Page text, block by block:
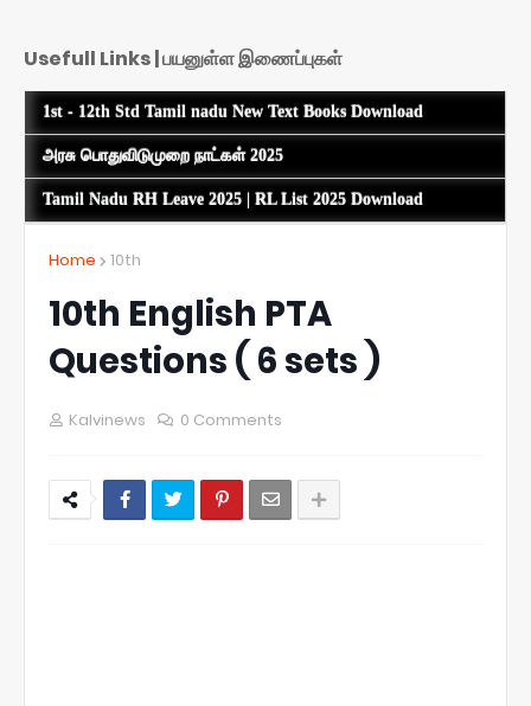
Usefull Links | பயனுள்ள இணைப்புகள்
1st - 12th Std Tamil nadu New Text Books Download
அரசு பொதுவிடுமுறை நாட்கள் 2025
Tamil Nadu RH Leave 2025 | RL List 2025 Download
Home 10th
10th English PTA
Questions ( 6 sets )
Kalvinews 0 Comments